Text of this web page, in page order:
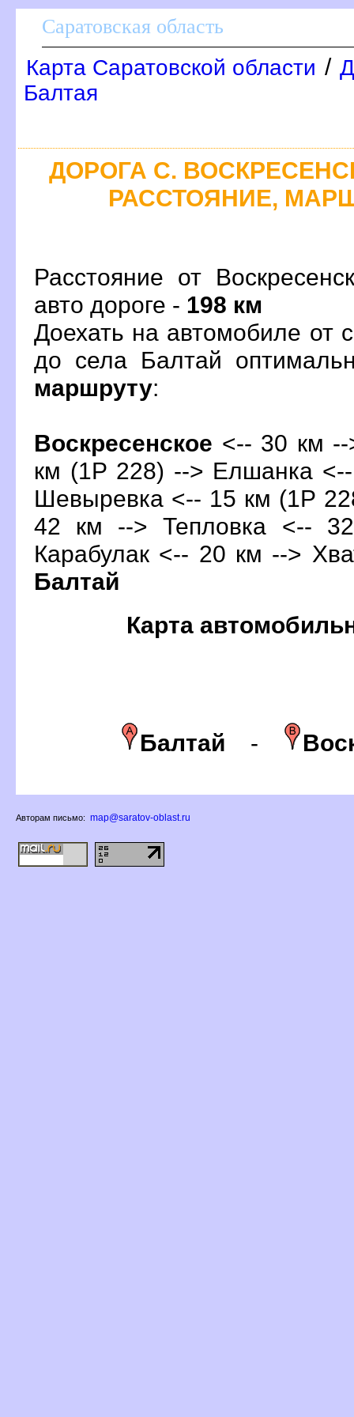
Саратовская область
Карта Саратовской области /
Балтая
ДОРОГА С.
РАССТОЯНИЕ,
Расстояние от
авто дороге - 198 км
Доехать на автомобиле от
до села Балтай
маршруту:
оскресенское <-- 30 км
км (1Р 228) --> Елшанка
Шевыревка <-- 15 км (1Р
42 км --> Тепловка <--
Карабулак <-- 20 км -->
Балтай
Карта
Балтай -
Авторам письмо: map@saratov-oblast.ru